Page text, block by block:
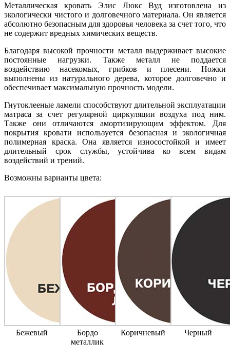
Металлическая кровать Элис Люкс Вуд изготовлена из
экологически чистого и долговечного материала. Он является
абсолютно безопасным для здоровья человека за счет того, что
не содержит вредных химических веществ.
Благодаря высокой прочности металл выдерживает высокие
постоянные нагрузки. Также металл не поддается
воздействию насекомых, грибков и плесени. Ножки
выполнены из натурального дерева, которое долговечно и
обеспечивает максимальную прочность модели.
Гнутоклееные ламели способствуют длительной эксплуатации
матраса за счет регулярной циркуляции воздуха под ним.
Также они отличаются амортизирующим эффектом. Для
покрытия кровати используется безопасная и экологичная
полимерная краска. Она является износостойкой и имеет
длительный срок службы, устойчива ко всем видам
воздействий и трений.
Возможны варианты цвета:
Бежевый
Бордо
металлик
Коричневый Черный